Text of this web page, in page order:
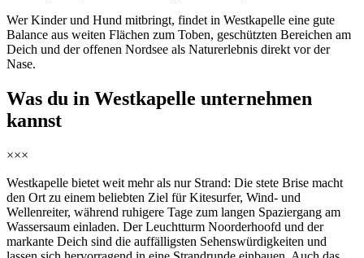
Wer Kinder und Hund mitbringt, findet in Westkapelle eine gute
Balance aus weiten Flächen zum Toben, geschützten Bereichen am
Deich und der offenen Nordsee als Naturerlebnis direkt vor der
Nase.
Was du in Westkapelle unternehmen
kannst
×××
Westkapelle bietet weit mehr als nur Strand: Die stete Brise macht
den Ort zu einem beliebten Ziel für Kitesurfer, Wind- und
Wellenreiter, während ruhigere Tage zum langen Spaziergang am
Wassersaum einladen. Der Leuchtturm Noorderhoofd und der
markante Deich sind die auffälligsten Sehenswürdigkeiten und